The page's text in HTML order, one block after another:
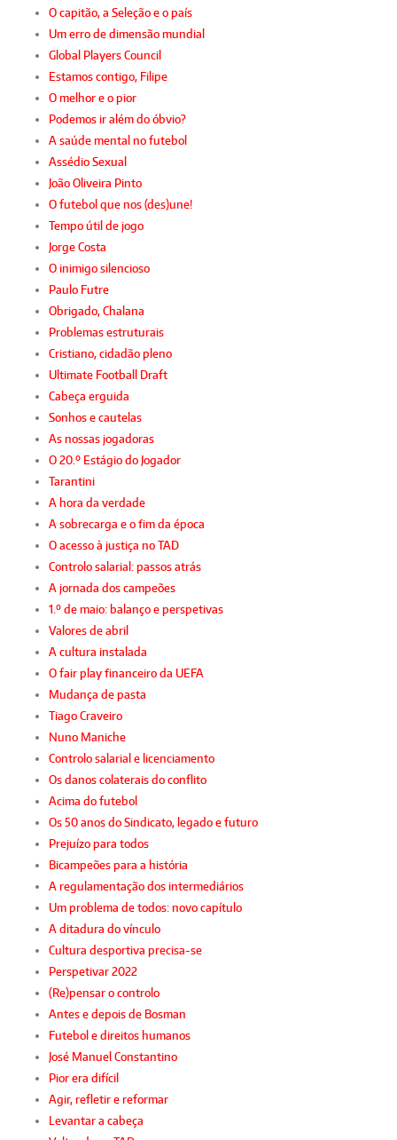
O capitão, a Seleção e o país
Um erro de dimensão mundial
Global Players Council
Estamos contigo, Filipe
O melhor e o pior
Podemos ir além do óbvio?
A saúde mental no futebol
Assédio Sexual
João Oliveira Pinto
O futebol que nos (des)une!
Tempo útil de jogo
Jorge Costa
O inimigo silencioso
Paulo Futre
Obrigado, Chalana
Problemas estruturais
Cristiano, cidadão pleno
Ultimate Football Draft
Cabeça erguida
Sonhos e cautelas
As nossas jogadoras
O 20.º Estágio do Jogador
Tarantini
A hora da verdade
A sobrecarga e o fim da época
O acesso à justiça no TAD
Controlo salarial: passos atrás
A jornada dos campeões
1.º de maio: balanço e perspetivas
Valores de abril
A cultura instalada
O fair play financeiro da UEFA
Mudança de pasta
Tiago Craveiro
Nuno Maniche
Controlo salarial e licenciamento
Os danos colaterais do conflito
Acima do futebol
Os 50 anos do Sindicato, legado e futuro
Prejuízo para todos
Bicampeões para a história
A regulamentação dos intermediários
Um problema de todos: novo capítulo
A ditadura do vínculo
Cultura desportiva precisa-se
Perspetivar 2022
(Re)pensar o controlo
Antes e depois de Bosman
Futebol e direitos humanos
José Manuel Constantino
Pior era difícil
Agir, refletir e reformar
Levantar a cabeça